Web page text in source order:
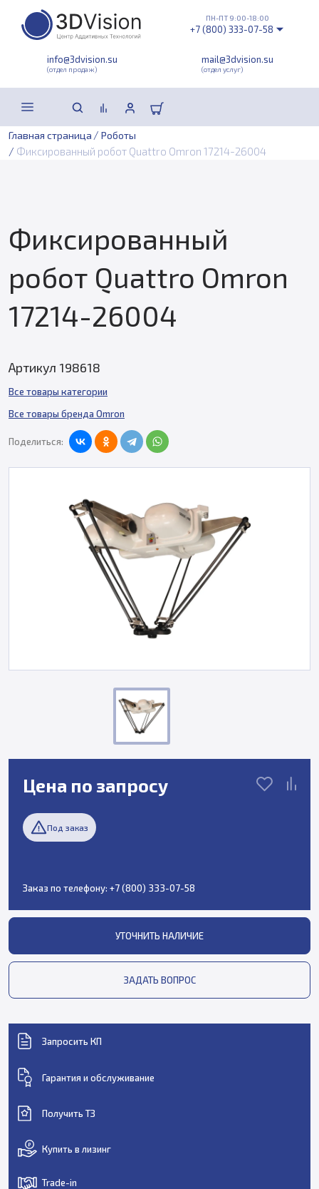
info@3dvision.su
(отдел продаж)
mail@3dvision.su
(отдел услуг)
ПН-ПТ 9:00-18:00
+7 (800) 333-07-58
Главная страница / Роботы
/ Фиксированный робот Quattro Omron 17214-26004
Фиксированный
робот Quattro Omron
17214-26004
Артикул 198618
Все товары категории
Все товары бренда Omron
Поделиться:
Цена по запросу
Под заказ
Заказ по телефону: +7 (800) 333-07-58
УТОЧНИТЬ НАЛИЧИЕ
ЗАДАТЬ ВОПРОС
Запросить КП
Гарантия и обслуживание
Получить ТЗ
Купить в лизинг
Trade-in